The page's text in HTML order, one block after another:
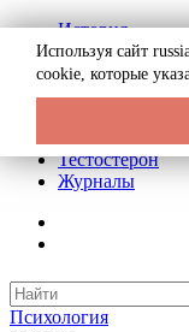
История
Биография
Криминал
Реклама на
Тестостерон
Журналы
Психология
Используя сайт
cookie, которые